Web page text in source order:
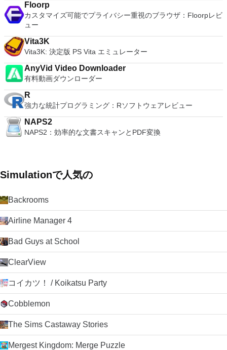
Floorp
カスタマイズ可能でプライバシー重視のブラウザ：Floorpレビ
ュー
Vita3K
Vita3K: 決定版 PS Vita エミュレーター
AnyVid Video Downloader
有料動画ダウンローダー
R
強力な統計プログラミング：Rソフトウェアレビュー
NAPS2
NAPS2：効率的な文書スキャンとPDF変換
Simulationで人気の
Backrooms
Airline Manager 4
Bad Guys at School
ClearView
コイカツ！ / Koikatsu Party
Cobblemon
The Sims Castaway Stories
Mergest Kingdom: Merge Puzzle